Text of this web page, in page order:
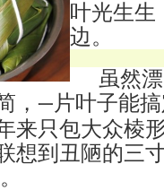
叶光生生
边。
虽然
， 一 片叶子能
来只包大众棱
想到丑陋的三
。